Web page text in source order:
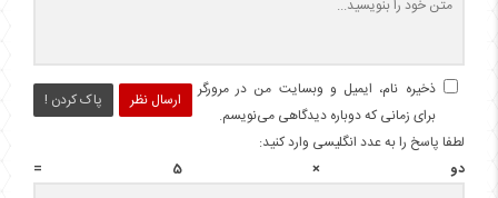
ارسال نظر پاک کردن !
ذخیره نام، ایمیل و وبسایت من در مرورگر
برای زمانی که دوباره دیدگاهی می‌نویسم.
لطفا پاسخ را به عدد انگلیسی وارد کنید:
دو × 5 =